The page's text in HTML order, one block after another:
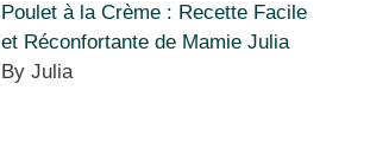
Poulet à la Crème : Recette Facile
et Réconfortante de Mamie Julia
By Julia